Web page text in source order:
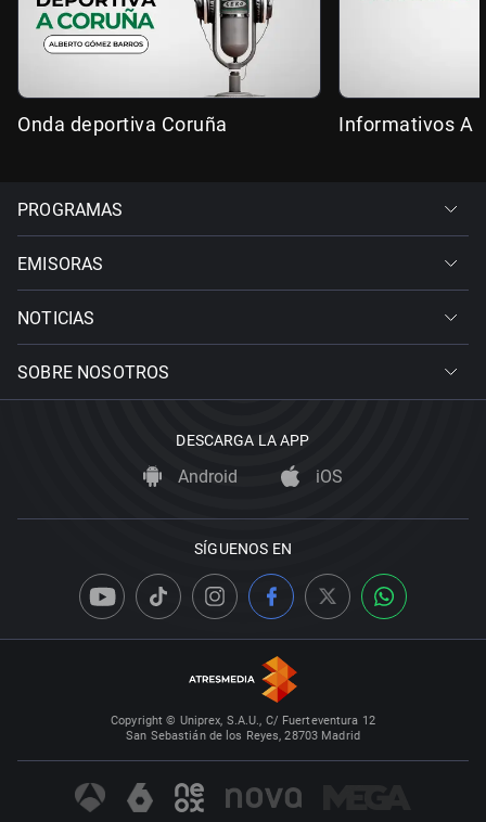
Onda deportiva Coruña Informativos A
PROGRAMAS
EMISORAS
NOTICIAS
SOBRE NOSOTROS
DESCARGA LA APP
Android iOS
SÍGUENOS EN
Copyright © Uniprex, S.A.U., C/ Fuerteventura 12
San Sebastián de los Reyes, 28703 Madrid